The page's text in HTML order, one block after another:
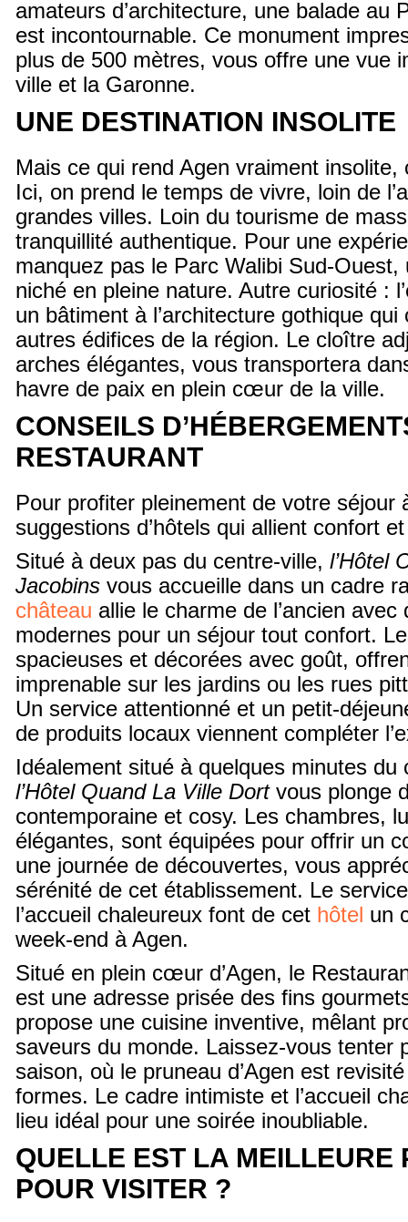
amateurs d’architecture, une balade au
est incontournable. Ce monument
plus de 500 mètres, vous offre une vue
ville et la Garonne.
UNE DESTINATION INSOLITE
Mais ce qui rend Agen vraiment insolite,
Ici, on prend le temps de vivre, loin de
grandes villes. Loin du tourisme de
tranquillité authentique. Pour une
manquez pas le Parc Walibi Sud-Ouest,
niché en pleine nature. Autre curiosité :
un bâtiment à l’architecture gothique
autres édifices de la région. Le cloître
arches élégantes, vous transportera
havre de paix en plein cœur de la ville.
CONSEILS
RESTAURANT
Pour profiter pleinement de votre séjour
suggestions d’hôtels qui allient confort
Situé à deux pas du centre-ville, l’Hôtel
Jacobins vous accueille dans un cadre
château allie le charme de l’ancien
modernes pour un séjour tout confort.
spacieuses et décorées avec goût,
imprenable sur les jardins ou les rues
Un service attentionné et un petit-
de produits locaux viennent compléter
Idéalement situé à quelques minutes du
l’Hôtel Quand La Ville Dortvous plonge
contemporaine et cosy. Les chambres,
élégantes, sont équipées pour offrir un
une journée de découvertes, vous
sérénité de cet établissement. Le
l’accueil chaleureux font de cet hôtel un
week-end à Agen.
Situé en plein cœur d’Agen, le
est une adresse prisée des fins
propose une cuisine inventive, mêlant
saveurs du monde. Laissez-vous tenter
saison, où le pruneau d’Agen est
formes. Le cadre intimiste et l’accueil
lieu idéal pour une soirée inoubliable.
QUELLE EST LA MEILLEURE
POUR VISITER ?